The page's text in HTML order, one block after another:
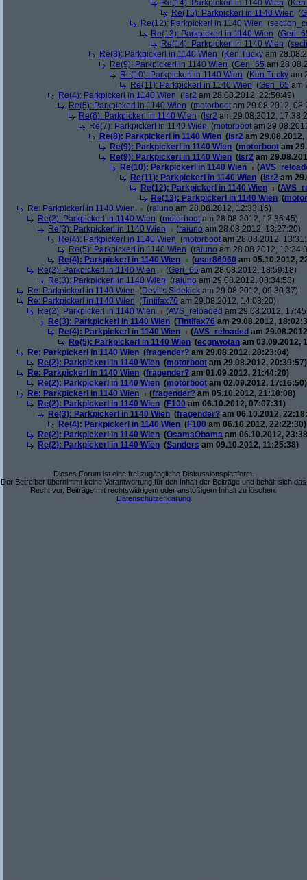
Re(14): Parkpickerl in 1140 Wien (
Re(15): Parkpickerl in 1140 Wien (
Re(12): Parkpickerl in 1140 Wien (
Re(13): Parkpickerl in 1140 Wien (
Re(14): Parkpickerl in 1140 Wien (
Re(8): Parkpickerl in 1140 Wien (Ken Tucky am
Re(9): Parkpickerl in 1140 Wien (Geri_65 am
Re(10): Parkpickerl in 1140 Wien (Ken Tucky am
Re(11): Parkpickerl in 1140 Wien (Geri_65 am
Re(4): Parkpickerl in 1140 Wien ( lsr2 am 28.08.2012, 22:58:49)
Re(5): Parkpickerl in 1140 Wien (motorboot am 29.08.2012,
Re(6): Parkpickerl in 1140 Wien ( lsr2 am 29.08.2012,
Re(7): Parkpickerl in 1140 Wien (motorboot am
Re(8): Parkpickerl in 1140 Wien ( lsr2 am 29.08.2012,
Re(9): Parkpickerl in 1140 Wien (motorboot am
Re(9): Parkpickerl in 1140 Wien ( lsr2 am
Re(10): Parkpickerl in 1140 Wien
(
Re(11): Parkpickerl in 1140 Wien ( lsr2 am
Re(12): Parkpickerl in 1140 Wien
(
Re(13): Parkpickerl in 1140 Wien (
Re: Parkpickerl in 1140 Wien
(raiuno am 28.08.2012, 12:33:16)
Re(2): Parkpickerl in 1140 Wien (motorboot am 28.08.2012, 12:36:45)
Re(3): Parkpickerl in 1140 Wien
(raiuno am 28.08.2012, 13:27:20)
Re(4): Parkpickerl in 1140 Wien (motorboot am 28.08.2012,
Re(5): Parkpickerl in 1140 Wien (raiuno am 28.08.2012,
Re(4): Parkpickerl in 1140 Wien
(user86060 am 05.10.2012,
Re(2): Parkpickerl in 1140 Wien
(Geri_65 am 28.08.2012, 18:59:18)
Re(3): Parkpickerl in 1140 Wien (raiuno am 29.08.2012, 08:34:58)
Re: Parkpickerl in 1140 Wien (Devil's Sidekick am 29.08.2012, 09:30:37)
Re: Parkpickerl in 1140 Wien (Tintifax76 am 29.08.2012, 14:08:20)
Re(2): Parkpickerl in 1140 Wien
(AVS_reloaded am 29.08.2012,
Re(3): Parkpickerl in 1140 Wien (Tintifax76 am 29.08.2012,
Re(4): Parkpickerl in 1140 Wien
(AVS_reloaded am
Re(5): Parkpickerl in 1140 Wien (ecgnwotan am 03.09.2012,
Re: Parkpickerl in 1140 Wien (fragender? am 29.08.2012, 20:23:04)
Re(2): Parkpickerl in 1140 Wien (motorboot am 29.08.2012, 20:39:57)
Re: Parkpickerl in 1140 Wien (fragender? am 01.09.2012, 21:44:20)
Re(2): Parkpickerl in 1140 Wien (motorboot am 02.09.2012, 17:16:50)
Re: Parkpickerl in 1140 Wien
(fragender? am 05.10.2012, 21:18:08)
Re(2): Parkpickerl in 1140 Wien (F100 am 06.10.2012, 07:07:31)
Re(3): Parkpickerl in 1140 Wien (fragender? am 06.10.2012,
Re(4): Parkpickerl in 1140 Wien (F100 am 06.10.2012, 22:22:30)
Re(2): Parkpickerl in 1140 Wien (OsamaObama am 06.10.2012,
Re(2): Parkpickerl in 1140 Wien (Sanders am 09.10.2012, 11:25:38)
Dieses Forum ist eine frei zugängliche Diskussionsplattform.
Der Betreiber übernimmt keine Verantwortung für den Inhalt der Beiträge und behält sich das
Recht vor, Beiträge mit rechtswidrigem oder anstößigem Inhalt zu löschen.
Datenschutzerklärung